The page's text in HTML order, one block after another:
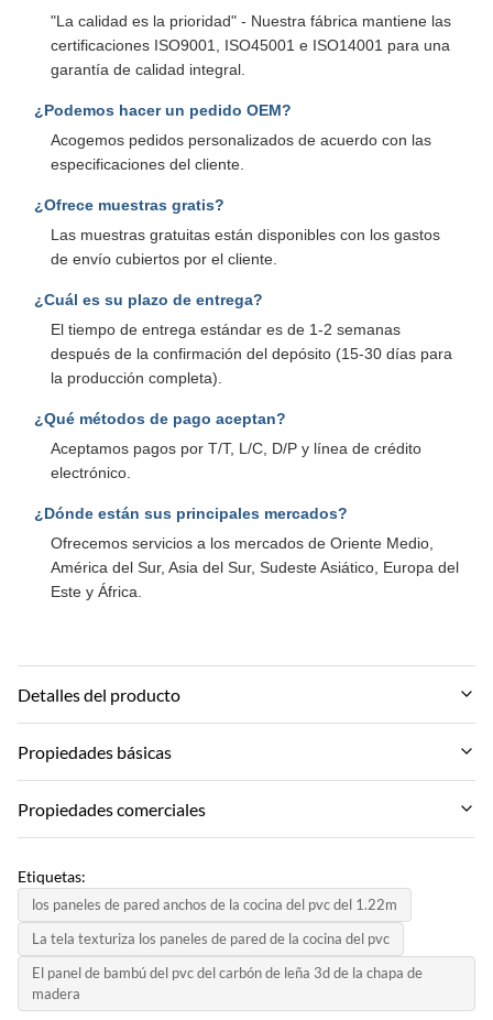
"La calidad es la prioridad" - Nuestra fábrica mantiene las
certificaciones ISO9001, ISO45001 e ISO14001 para una
garantía de calidad integral.
¿Podemos hacer un pedido OEM?
Acogemos pedidos personalizados de acuerdo con las
especificaciones del cliente.
¿Ofrece muestras gratis?
Las muestras gratuitas están disponibles con los gastos
de envío cubiertos por el cliente.
¿Cuál es su plazo de entrega?
El tiempo de entrega estándar es de 1-2 semanas
después de la confirmación del depósito (15-30 días para
la producción completa).
¿Qué métodos de pago aceptan?
Aceptamos pagos por T/T, L/C, D/P y línea de crédito
electrónico.
¿Dónde están sus principales mercados?
Ofrecemos servicios a los mercados de Oriente Medio,
América del Sur, Asia del Sur, Sudeste Asiático, Europa del
Este y África.
Detalles del producto
Material:
Function:
A prueba de humedad, impermeable,
Color:
Varios y personalizados
Style:
Diseño moderno, moderno y elegante
Propiedades básicas
Marca:
Modelo de producto:
1220*2440*5 mm/8 mm
Certificado:
ISO9001
Propiedades comerciales
Negociar
Precio unitario:
Negotiate
Método de pago:
Etiquetas:
los paneles de pared anchos de la cocina del pvc del 1.22m
La tela texturiza los paneles de pared de la cocina del pvc
El panel de bambú del pvc del carbón de leña 3d de la chapa de
madera